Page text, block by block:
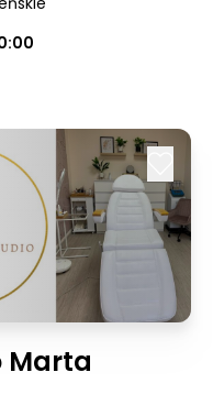
Marta